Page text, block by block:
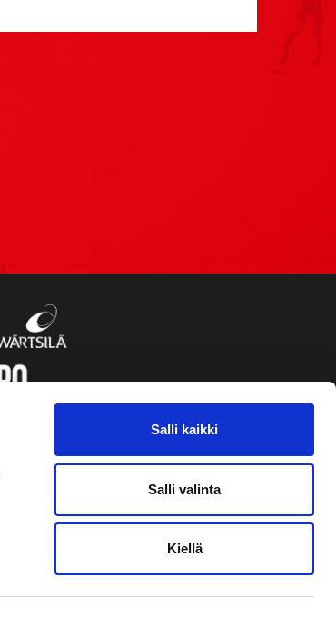
Salli kaikki
Salli valinta
Kiellä
VAASAN SPORT UUTISKIRJE